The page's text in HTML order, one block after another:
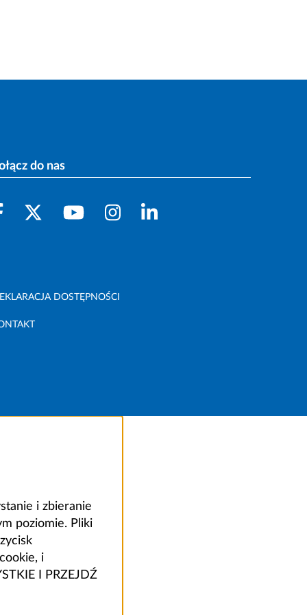
do nas
DOSTĘPNOŚCI
i zbieranie
poziomie. Pliki
i
I PRZEJDŹ